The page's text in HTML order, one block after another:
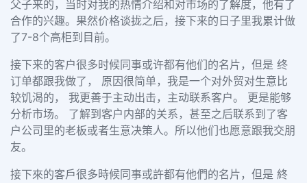
父子来的，当时对我的热情介绍和对市场的了解度，他有了
合作的兴趣。果然价格谈拢之后，接下来的日子里我累计做
了7-8个高柜到目前。
接下来的客户很多时候同事或许都有他们的名片，但是 终
订单都跟我做了， 原因很简单，我是一个对外贸对生意比
较饥渴的， 我更善于主动出击，主动联系客户。 更是能够
分析市场。 了解到客户内部的关系，甚至之后联系到了客
户公司里的老板或者生意决策人。所以他们也愿意跟我交朋
友。
接下來的客戶很多時候同事或許都有他們的名片，但是 終